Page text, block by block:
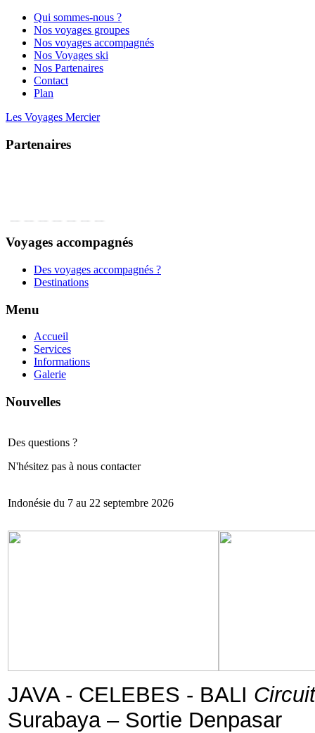
Qui sommes-nous ?
Nos voyages groupes
Nos voyages accompagnés
Nos Voyages ski
Nos Partenaires
Contact
Plan
Les Voyages Mercier
Partenaires
Voyages accompagnés
Des voyages accompagnés ?
Destinations
Menu
Accueil
Services
Informations
Galerie
Nouvelles
Des questions ?
N'hésitez pas à nous contacter
Indonésie du 7 au 22 septembre 2026
JAVA - CELEBES - BALI
Surabaya – Sortie Denpasar